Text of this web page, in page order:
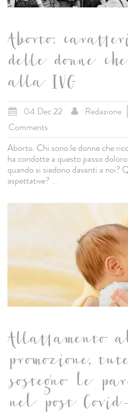
Aborto:
delle donne
alla IVG
04 Dec 22 Redazione
Comments
Aborto. Chi sono le donne che
ha condotte a questo passo
quando si siedono davanti a noi?
aspettative?...
Allattamento
promozione,
sostegno le
nel post